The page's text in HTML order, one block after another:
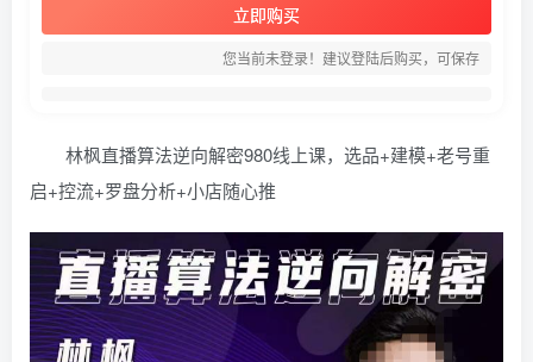
立即购买
您当前未登录！建议登陆后购买，可保存
林枫直播算法逆向解密980线上课，选品+建模+老号重
启+控流+罗盘分析+小店随心推